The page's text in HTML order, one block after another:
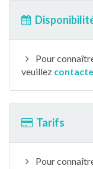
Pour
veuillez
Tarifs
Pour